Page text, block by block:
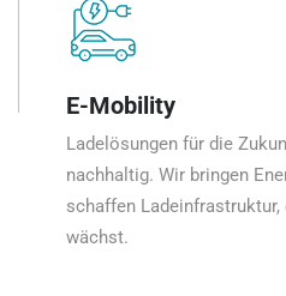
E-Mobility
Ladelösungen für die
nachhaltig. Wir bringen
schaffen
wächst.